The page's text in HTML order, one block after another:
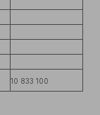
10 833 100